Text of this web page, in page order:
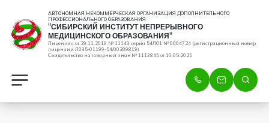
АВТОНОМНАЯ НЕКОММЕРЧЕСКАЯ ОРГАНИЗАЦИЯ ДОПОЛНИТЕЛЬНОГО
ПРОФЕССИОНАЛЬНОГО ОБРАЗОВАНИЯ
"СИБИРСКИЙ ИНСТИТУТ НЕПРЕРЫВНОГО
МЕДИЦИНСКОГО ОБРАЗОВАНИЯ"
Лицензия от 29.11.2019 № 11143 серия 54ЛО1 № 0004724 (регистрационный номер
лицензии Л035-01199-54/00209819)
Свидетельство на товарный знак № 1113845 от 16.05.2025